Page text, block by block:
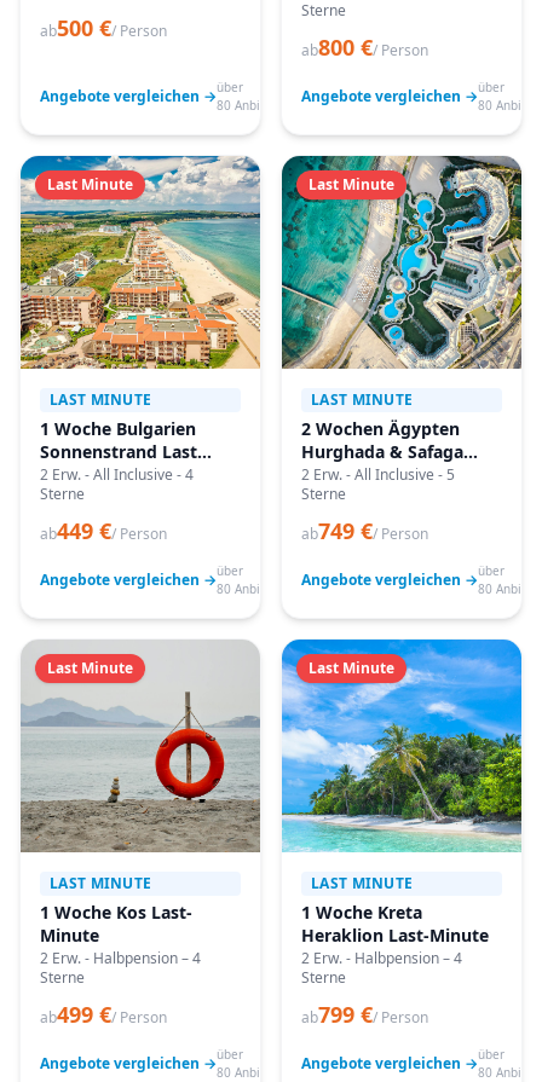
ab500 €/ Person
Angebote vergleichen →über
80 Anbieter
Sterne
ab800 €/ Person
Angebote vergleichen →über
80
Last Minute
LAST MINUTE
1 Woche Bulgarien
Sonnenstrand Last
Minute
2 Erw. - All Inclusive - 4
Sterne
ab449 €/ Person
Angebote vergleichen →über
80 Anbieter
Last Minute
LAST MINUTE
2 Wochen Ägypten
Hurghada & Safaga
Last Minute
2 Erw. - All Inclusive - 5
Sterne
ab749 €/ Person
Angebote vergleichen →über
80
Last Minute
LAST MINUTE
1 Woche Kos Last-
Minute
2 Erw. - Halbpension – 4
Sterne
ab499 €/ Person
Angebote vergleichen →über
80 Anbieter
Last Minute
LAST MINUTE
1 Woche Kreta
Heraklion Last-Minute
2 Erw. - Halbpension – 4
Sterne
ab799 €/ Person
Angebote vergleichen →über
80